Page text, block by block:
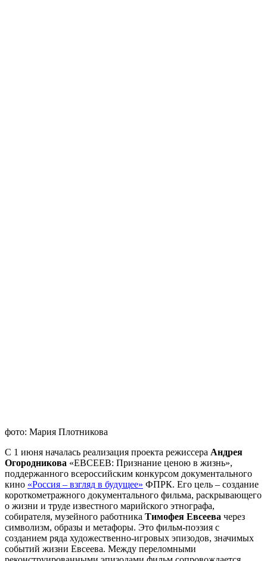
фото: Мария Плотникова
С 1 июня началась реализация проекта режиссера Андрея
Огородникова «ЕВСЕЕВ: Признание ценою в жизнь»,
поддержанного всероссийским конкурсом документального
кино «Россия – взгляд в будущее» ФПРК. Его цель – создание
короткометражного документального фильма, раскрывающего
о жизни и труде известного марийского этнографа,
собирателя, музейного работника Тимофея Евсеева через
символизм, образы и метафоры. Это фильм-поэзия с
созданием ряда художественно-игровых эпизодов, значимых
событий жизни Евсеева. Между переломными